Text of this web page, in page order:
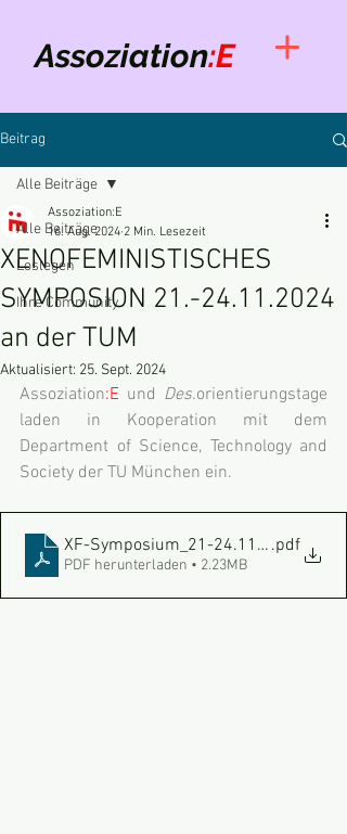
Assoziation:E
Beitrag
Alle Beiträge
Loslegen
Ihre Community
Alle Beiträge
XENOFEMINISTISCHES
SYMPOSION 21.-24.11.2024
an der TUM
Assoziation:E
16. Aug. 2024 2 Min. Lesezeit
Aktualisiert: 25. Sept. 2024
Assoziation:E und Des.orientierungstage
laden in Kooperation mit dem
Department of Science, Technology and
Society der TU München ein.
XF-Symposium_21-24.11.24_by-
.pdf
PDF herunterladen • 2.23MB